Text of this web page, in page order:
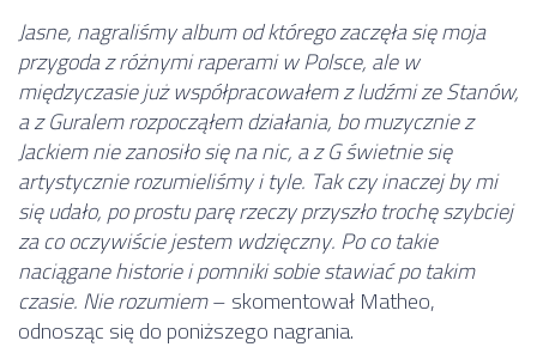
Jasne, nagraliśmy album od którego zaczęła się moja
przygoda z różnymi raperami w Polsce, ale w
międzyczasie już współpracowałem z ludźmi ze Stanów,
a z Guralem rozpocząłem działania, bo muzycznie z
Jackiem nie zanosiło się na nic, a z G świetnie się
artystycznie rozumieliśmy i tyle. Tak czy inaczej by mi
się udało, po prostu parę rzeczy przyszło trochę szybciej
za co oczywiście jestem wdzięczny. Po co takie
naciągane historie i pomniki sobie stawiać po takim
czasie. Nie rozumiem– skomentował Matheo,
odnosząc się do poniższego nagrania.